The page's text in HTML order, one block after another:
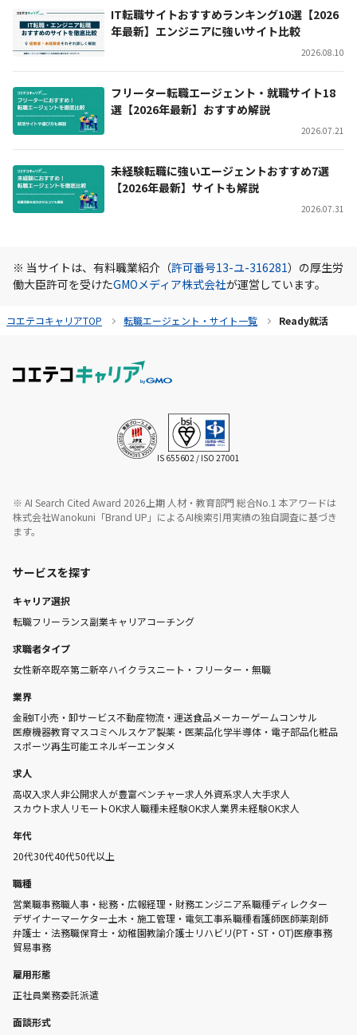
IT転職サイトおすすめランキング10選【2026
年最新】エンジニアに強いサイト比較
2026.08.10
フリーター転職エージェント・就職サイト18
選【2026年最新】おすすめ解説
2026.07.21
未経験転職に強いエージェントおすすめ7選
【2026年最新】サイトも解説
2026.07.31
※ 当サイトは、有料職業紹介（許可番号13-ユ-316281）の厚生労
働大臣許可を受けたGMOメディア株式会社が運営しています。
コエテコキャリアTOP 転職エージェント・サイト一覧 Ready就活
IS 655602 / ISO 27001
※ AI Search Cited Award 2026上期 人材・教育部門 総合No.1 本アワードは
株式会社Wanokuni「Brand UP」によるAI検索引用実績の独自調査に基づき
ます。
サービスを探す
キャリア選択
転職フリーランス副業キャリアコーチング
求職者タイプ
女性新卒既卒第二新卒ハイクラスニート・フリーター・無職
業界
金融IT小売・卸サービス不動産物流・運送食品メーカーゲームコンサル
医療機器教育マスコミヘルスケア製薬・医薬品化学半導体・電子部品化粧品
スポーツ再生可能エネルギーエンタメ
求人
高収入求人非公開求人が豊富ベンチャー求人外資系求人大手求人
スカウト求人 リモートOK求人職種未経験OK求人業界未経験OK求人
年代
20代30代40代50代以上
職種
営業職事務職人事・総務・広報経理・財務エンジニア系職種ディレクター
デザイナーマーケター土木・施工管理・電気工事系職種看護師医師薬剤師
弁護士・法務職保育士・幼稚園教諭介護士 リハビリ(PT・ST・OT)医療事務
貿易事務
雇用形態
正社員業務委託派遣
面談形式